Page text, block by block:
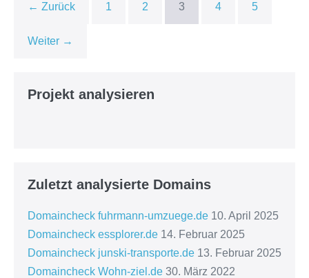
← Zurück 1 2 3 4 5
Weiter →
Projekt analysieren
Zuletzt analysierte Domains
Domaincheck fuhrmann-umzuege.de 10. April 2025
Domaincheck essplorer.de 14. Februar 2025
Domaincheck junski-transporte.de 13. Februar 2025
Domaincheck Wohn-ziel.de 30. März 2022